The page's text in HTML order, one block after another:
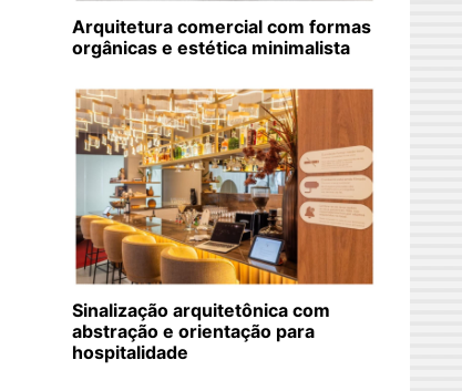
Arquitetura comercial com formas
orgânicas e estética minimalista
Sinalização arquitetônica com
abstração e orientação para
hospitalidade